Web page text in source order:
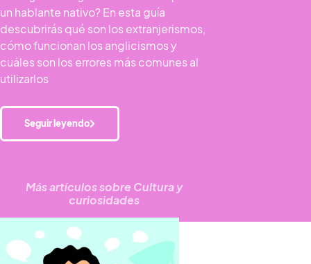
un hablante nativo? En esta guía
descubrirás qué son los extranjerismos,
cómo funcionan los anglicismos y
cuáles son los errores más comunes al
utilizarlos
Seguir leyendo
Más artículos sobre Cultura y
curiosidades